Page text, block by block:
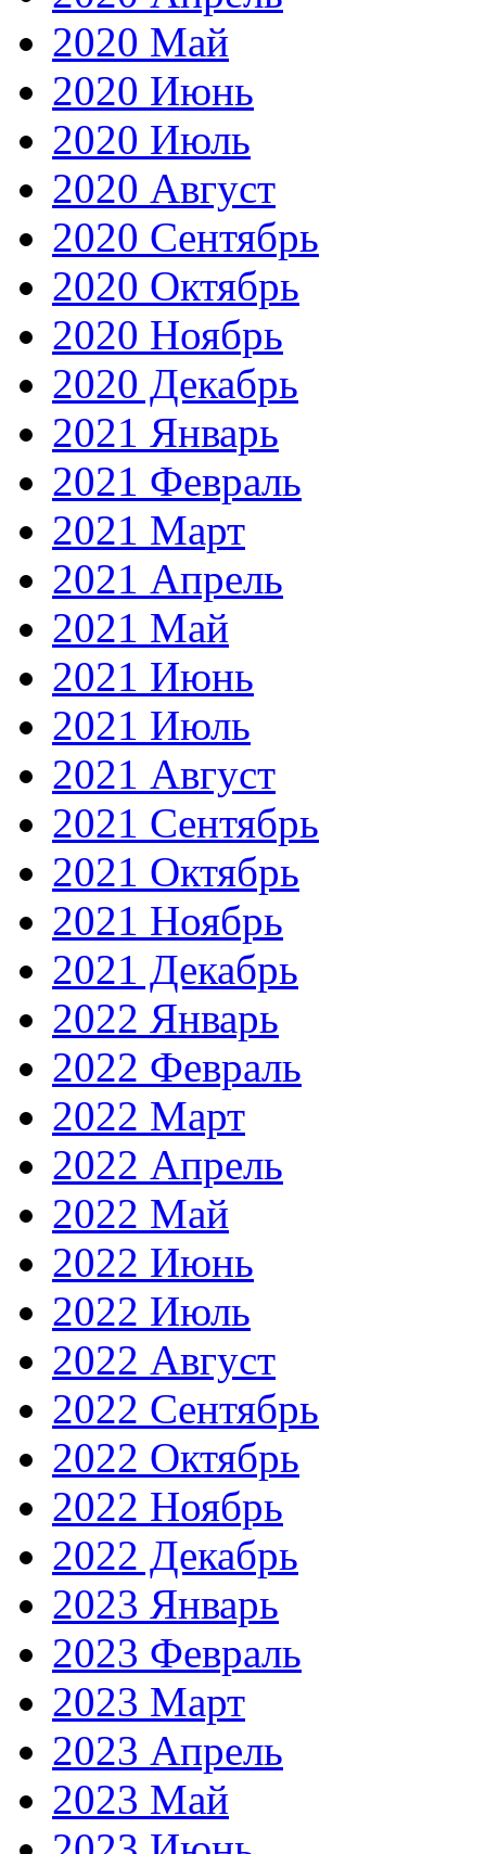
2020 Май
2020 Июнь
2020 Июль
2020 Август
2020 Сентябрь
2020 Октябрь
2020 Ноябрь
2020 Декабрь
2021 Январь
2021 Февраль
2021 Март
2021 Апрель
2021 Май
2021 Июнь
2021 Июль
2021 Август
2021 Сентябрь
2021 Октябрь
2021 Ноябрь
2021 Декабрь
2022 Январь
2022 Февраль
2022 Март
2022 Апрель
2022 Май
2022 Июнь
2022 Июль
2022 Август
2022 Сентябрь
2022 Октябрь
2022 Ноябрь
2022 Декабрь
2023 Январь
2023 Февраль
2023 Март
2023 Апрель
2023 Май